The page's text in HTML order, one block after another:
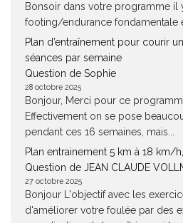
Bonsoir dans votre programme il
footing/endurance fondamentale
Plan d’entraînement pour courir
séances par semaine
Question de Sophie
28 octobre 2025
Bonjour, Merci pour ce
Effectivement on se pose
pendant ces 16 semaines, mais...
Plan entrainement 5 km à 18 km/
Question de JEAN CLAUDE
27 octobre 2025
Bonjour L'objectif avec les
d'améliorer votre foulée par des